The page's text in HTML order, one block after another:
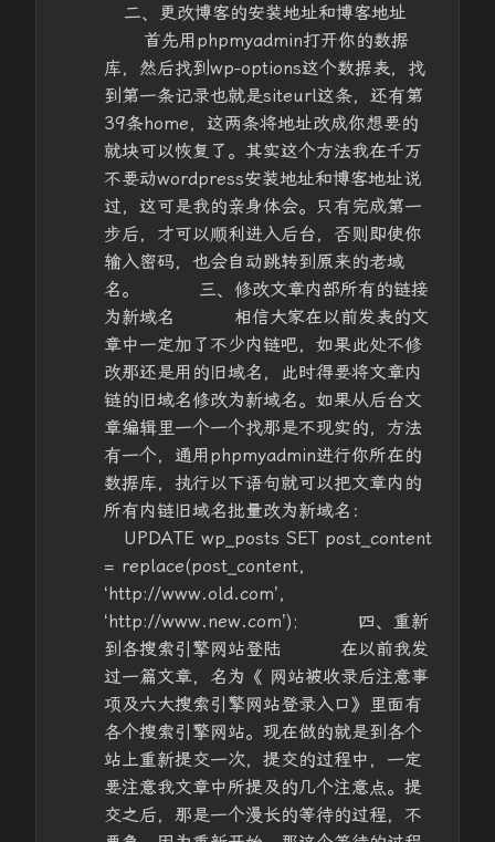
二、更改博客的安装地址和博客地址
首先用phpmyadmin打开你的数据
库，然后找到wp-options这个数据表，找
到第一条记录也就是siteurl这条，还有第
39条home，这两条将地址改成你想要的
就块可以恢复了。其实这个方法我在千万
不要动wordpress安装地址和博客地址说
过，这可是我的亲身体会。只有完成第一
步后，才可以顺利进入后台，否则即使你
输入密码，也会自动跳转到原来的老域
名。 三、修改文章内部所有的链接
为新域名 相信大家在以前发表的文
章中一定加了不少内链吧，如果此处不修
改那还是用的旧域名，此时得要将文章内
链的旧域名修改为新域名。如果从后台文
章编辑里一个一个找那是不现实的，方法
有一个，通用phpmyadmin进行你所在的
数据库，执行以下语句就可以把文章内的
所有内链旧域名批量改为新域名：
UPDATE wp_posts SET post_content
= replace(post_content,
‘http://www.old.com’,
‘http://www.new.com’); 四、重新
到各搜索引擎网站登陆 在以前我发
过一篇文章，名为《 网站被收录后注意事
项及六大搜索引擎网站登录入口》里面有
各个搜索引擎网站。现在做的就是到各个
站上重新提交一次，提交的过程中，一定
要注意我文章中所提及的几个注意点。提
交之后，那是一个漫长的等待的过程，不